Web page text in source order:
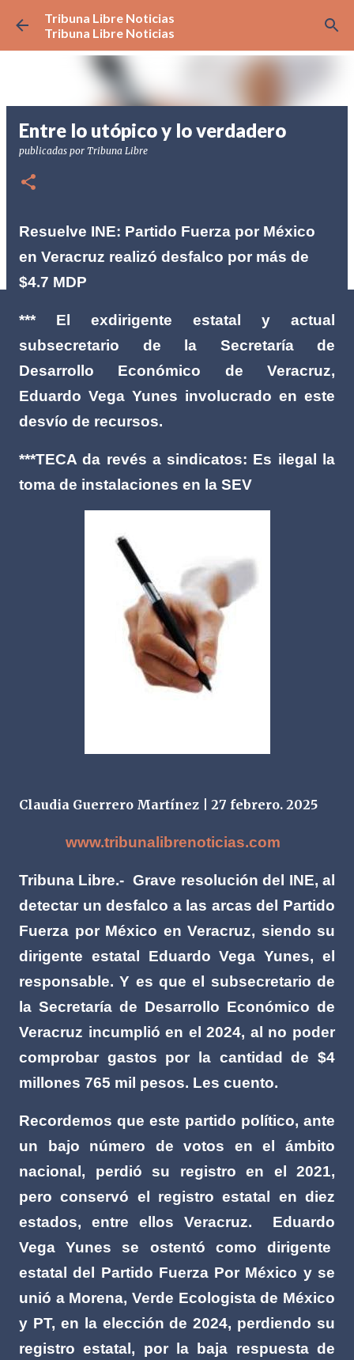
Ir al contenido principal
Tribuna Libre Noticias
Tribuna Libre Noticias
Entre lo utópico y lo verdadero
publicadas por Tribuna Libre
Resuelve INE: Partido Fuerza por México
en Veracruz realizó desfalco por más de
$4.7 MDP
*** El exdirigente estatal y actual
subsecretario de la Secretaría de
Desarrollo Económico de Veracruz,
Eduardo Vega Yunes involucrado en este
desvío de recursos.
***TECA da revés a sindicatos: Es ilegal la
toma de instalaciones en la SEV
Claudia Guerrero Martínez | 27 febrero. 2025
www.tribunalibrenoticias.com
Tribuna Libre.- Grave resolución del INE, al
detectar un desfalco a las arcas del Partido
Fuerza por México en Veracruz, siendo su
dirigente estatal Eduardo Vega Yunes, el
responsable. Y es que el subsecretario de
la Secretaría de Desarrollo Económico de
Veracruz incumplió en el 2024, al no poder
comprobar gastos por la cantidad de $4
millones 765 mil pesos. Les cuento.
Recordemos que este partido político, ante
un bajo número de votos en el ámbito
nacional, perdió su registro en el 2021,
pero conservó el registro estatal en diez
estados, entre ellos Veracruz.
Eduardo
Vega Yunes se ostentó como dirigente
estatal del Partido Fuerza Por México y se
unió a Morena, Verde Ecologista de México
y PT, en la elección de 2024, perdiendo su
registro estatal, por la baja respuesta de